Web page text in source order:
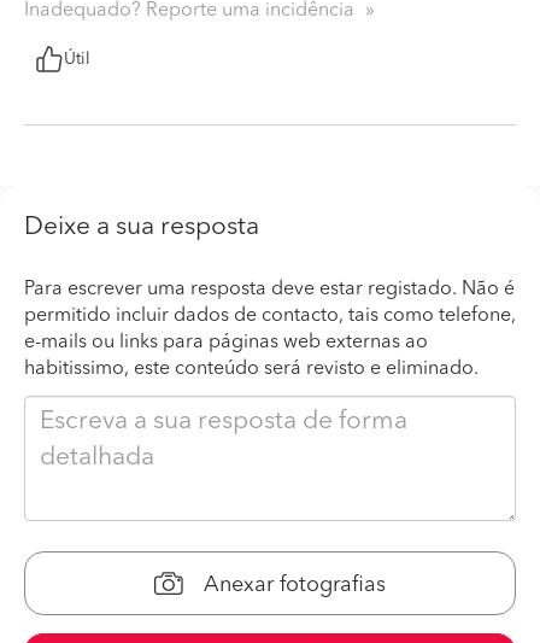
Inadequado? Reporte uma incidência
Útil
Deixe a sua resposta
Para escrever uma resposta deve estar registado. Não é
permitido incluir dados de contacto, tais como telefone,
e-mails ou links para páginas web externas ao
habitissimo, este conteúdo será revisto e eliminado.
Anexar fotografias